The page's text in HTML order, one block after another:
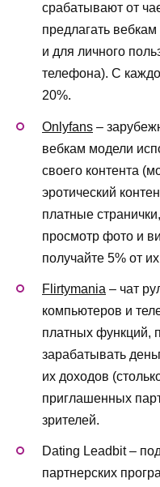
срабатывают от
предлагать
и для личного
телефона). С
20%.
Onlyfans –
вебкам модели
своего контента
эротический
платные
просмотр фото и
получайте 5% от
Flirtymania – чат
компьютеров и
платных функций,
зарабатывать
их доходов
приглашенных
зрителей.
Dating Leadbit –
партнерских